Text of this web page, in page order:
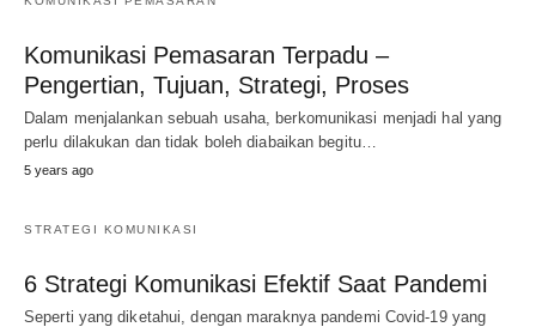
Komunikasi Pemasaran Terpadu –
Pengertian, Tujuan, Strategi, Proses
Dalam menjalankan sebuah usaha, berkomunikasi menjadi hal yang
perlu dilakukan dan tidak boleh diabaikan begitu…
5 years ago
STRATEGI KOMUNIKASI
6 Strategi Komunikasi Efektif Saat Pandemi
Seperti yang diketahui, dengan maraknya pandemi Covid-19 yang